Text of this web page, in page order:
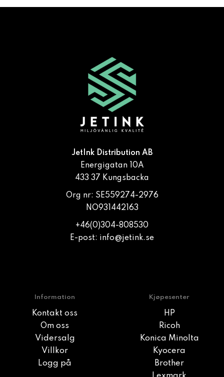
JetInk Distribution AB
Energigatan 10A
433 37 Kungsbacka
Org nr: SE559274-2976
NO931442163
+46(0)304-808530
E-post: info@jetink.se
Information
Kontakt oss
Om oss
Vidersalg
Villkor
Logg på
Kjøpesenter
HP
Ricoh
Konica Minolta
Kyocera
Brother